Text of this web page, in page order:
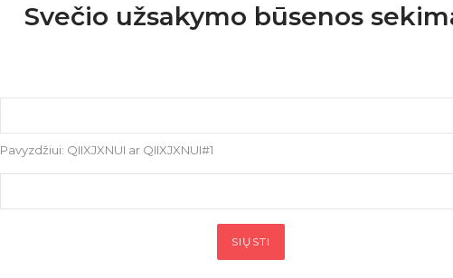
Svečio užsakymo būsenos
Pavyzdžiui: QIIXJXNUI ar QIIXJXNUI#1
SIŲSTI